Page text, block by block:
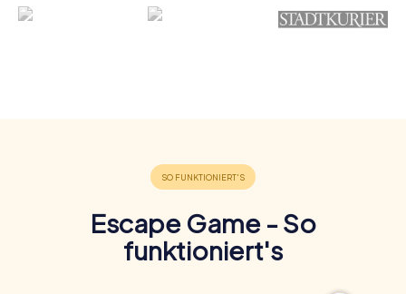
Escape Game - So
funktioniert's